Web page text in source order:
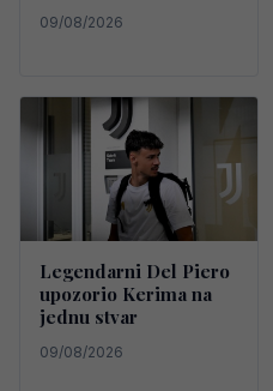
09/08/2026
Legendarni Del Piero
upozorio Kerima na
jednu stvar
09/08/2026